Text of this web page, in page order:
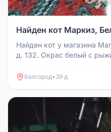
Найден кот Маркиз,
Найден кот у магазина
д. 132. Окрас белый с
Белгород• 39 д